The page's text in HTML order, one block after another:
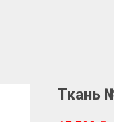
Ткань